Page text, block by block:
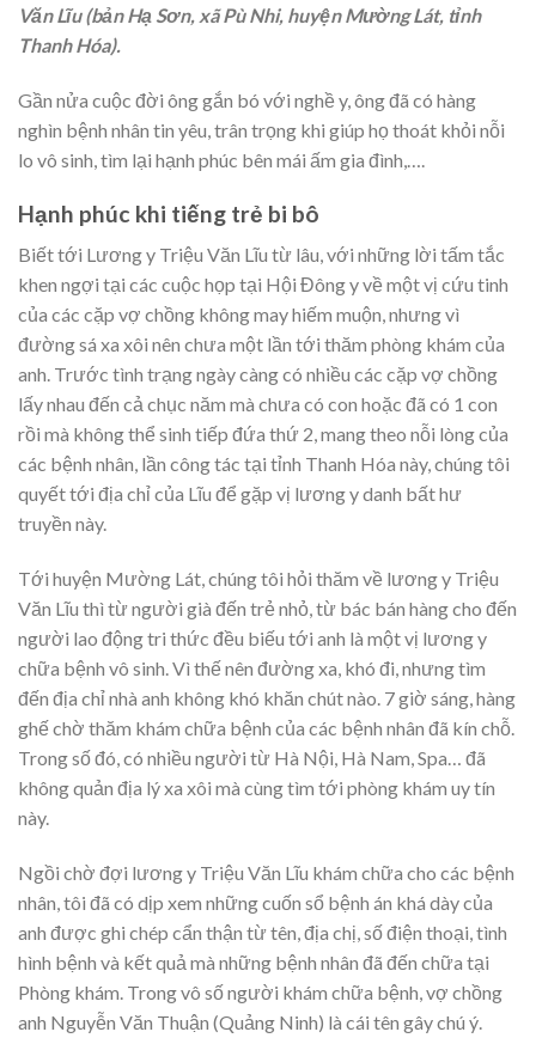
Văn Lĩu (bản Hạ Sơn, xã Pù Nhi, huyện Mường Lát, tỉnh
Thanh Hóa).
Gần nửa cuộc đời ông gắn bó với nghề y, ông đã có hàng
nghìn bệnh nhân tin yêu, trân trọng khi giúp họ thoát khỏi nỗi
lo vô sinh, tìm lại hạnh phúc bên mái ấm gia đình,….
Hạnh phúc khi tiếng trẻ bi bô
Biết tới Lương y Triệu Văn Lĩu từ lâu, với những lời tấm tắc
khen ngợi tại các cuộc họp tại Hội Đông y về một vị cứu tinh
của các cặp vợ chồng không may hiếm muộn, nhưng vì
đường sá xa xôi nên chưa một lần tới thăm phòng khám của
anh. Trước tình trạng ngày càng có nhiều các cặp vợ chồng
lấy nhau đến cả chục năm mà chưa có con hoặc đã có 1 con
rồi mà không thể sinh tiếp đứa thứ 2, mang theo nỗi lòng của
các bệnh nhân, lần công tác tại tỉnh Thanh Hóa này, chúng tôi
quyết tới địa chỉ của Lĩu để gặp vị lương y danh bất hư
truyền này.
Tới huyện Mường Lát, chúng tôi hỏi thăm về lương y Triệu
Văn Lĩu thì từ người già đến trẻ nhỏ, từ bác bán hàng cho đến
người lao động tri thức đều biếu tới anh là một vị lương y
chữa bệnh vô sinh. Vì thế nên đường xa, khó đi, nhưng tìm
đến địa chỉ nhà anh không khó khăn chút nào. 7 giờ sáng, hàng
ghế chờ thăm khám chữa bệnh của các bệnh nhân đã kín chỗ.
Trong số đó, có nhiều người từ Hà Nội, Hà Nam, Spa… đã
không quản địa lý xa xôi mà cùng tìm tới phòng khám uy tín
này.
Ngồi chờ đợi lương y Triệu Văn Lĩu khám chữa cho các bệnh
nhân, tôi đã có dịp xem những cuốn sổ bệnh án khá dày của
anh được ghi chép cẩn thận từ tên, địa chị, số điện thoại, tình
hình bệnh và kết quả mà những bệnh nhân đã đến chữa tại
Phòng khám. Trong vô số người khám chữa bệnh, vợ chồng
anh Nguyễn Văn Thuận (Quảng Ninh) là cái tên gây chú ý.